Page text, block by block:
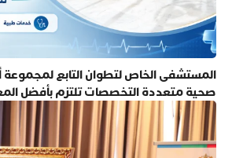
المستشفى الخاص لتطوان التابع
صحية متعددة التخصصات تلتزم بأفضل